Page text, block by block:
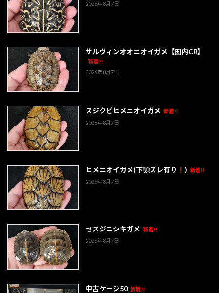
2026年8月7日
サルヴィンオオニオイガメ【国内CB】
新着!!
2026年8月7日
スジクビヒメニオイガメ 新着!!
2026年8月7日
ヒメニオイガメ(下顎ズレ有り ) 新着!!
2026年8月7日
セスジニシキガメ 新着!!
2026年8月7日
中古ケージ50 新着!!